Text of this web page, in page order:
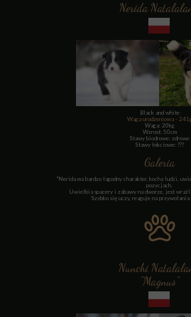
"Nerida ma bardzo łagodny charakter, kocha ludzi,
pozycjach.
Uwielbia spacery i zabawy na dworze, jest
Szybko się uczy, reaguje na przywołania
Galeria
Black and white
Waga urodzeniowa - 241g
Waga: 20kg
Wzrost: 50cm
Stawy biodrowe: zdrowe
Stawy łokciowe: ???
Nerida
Nunchi
"Magnus"